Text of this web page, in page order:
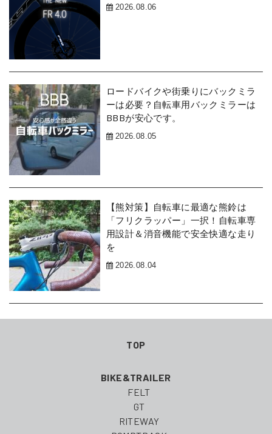
2026.08.06
ロードバイクや街乗りにバックミラ
ーは必要？自転車用バックミラーは
BBBが安心です。
2026.08.05
【熊対策】自転車に最適な熊鈴は
「フリクラッパー」一択！自転車専
用設計＆消音機能で安全快適な走り
を
2026.08.04
TOP
BIKE&TRAILER
FELT
GT
RITEWAY